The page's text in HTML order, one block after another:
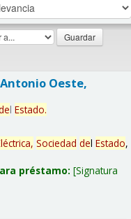
Oeste,
l Estado.
Sociedad del Estado,
préstamo: Signatura